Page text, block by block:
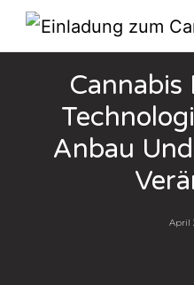
Cannabis
Anbau
April